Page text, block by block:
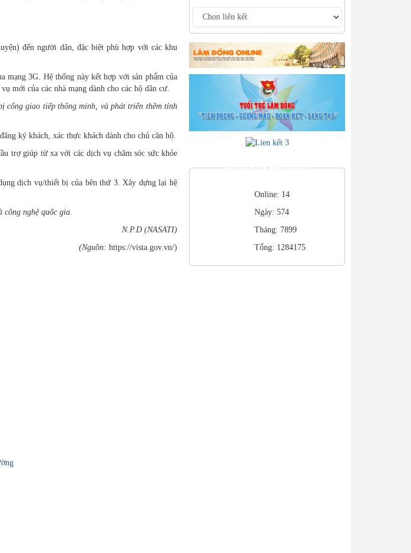
đến người dân, đặc biệt phù hợp với các khu
mạng 3G. Hệ thống này kết hợp với sản phẩm của
mới của các nhà mạng dành cho các hộ dân cư.
cổng giao tiếp thông minh, và phát triển thêm tính
ký khách, xác thực khách dành cho chủ căn hộ.
trợ giúp từ xa với các dịch vụ chăm sóc sức khỏe
dịch vụ/thiết bị của bên thứ 3. Xây dựng lại hệ
công nghệ quốc gia.
N.P.D (NASATI)
(Nguồn: https://vista.gov.vn/)
THỐNG KÊ TRUY CẬP
Online: 14
Ngày: 574
Tháng: 7899
Tổng: 1284175